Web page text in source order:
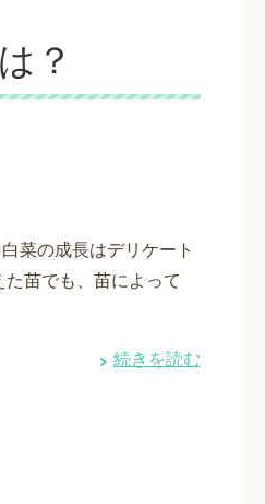
？
菜の成長はデリケート
苗でも、苗によって
続きを読む